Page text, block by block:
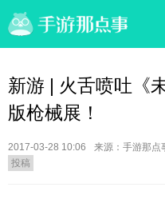
新游 | 火舌喷吐《
版枪械展！
2017-03-28 10:06
来源：手游那点
投稿